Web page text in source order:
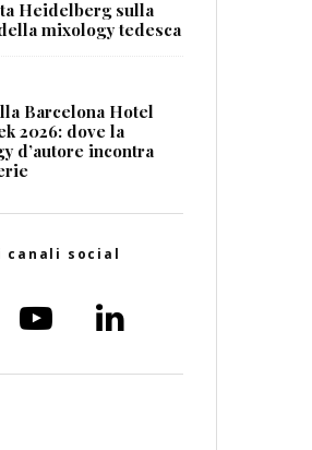
Heidelberg sulla
mixology tedesca
Barcelona Hotel
2026: dove la
d’autore incontra
canali social